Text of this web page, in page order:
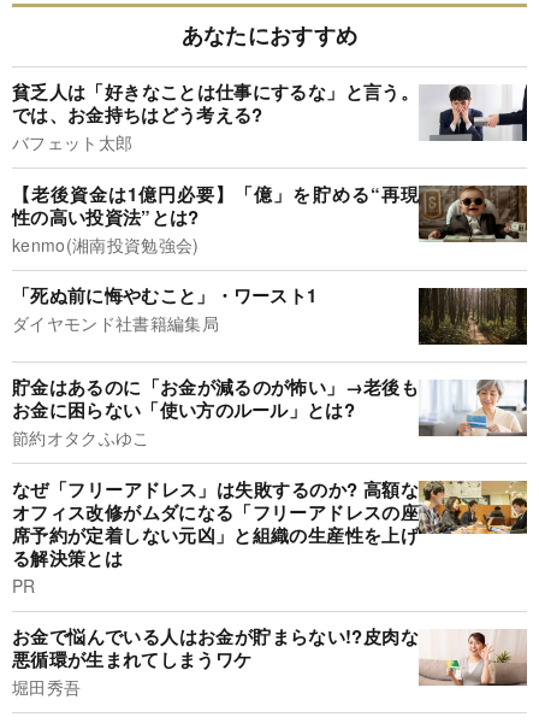
あなたにおすすめ
貧乏人は「好きなことは仕事にするな」と言う。
では、お金持ちはどう考える?
バフェット太郎
【老後資金は1億円必要】「億」を貯める“再現
性の高い投資法”とは?
kenmo(湘南投資勉強会)
「死ぬ前に悔やむこと」・ワースト1
ダイヤモンド社書籍編集局
貯金はあるのに「お金が減るのが怖い」→老後も
お金に困らない「使い方のルール」とは?
節約オタクふゆこ
なぜ「フリーアドレス」は失敗するのか? 高額な
オフィス改修がムダになる「フリーアドレスの座
席予約が定着しない元凶」と組織の生産性を上げ
る解決策とは
PR
お金で悩んでいる人はお金が貯まらない!?皮肉な
悪循環が生まれてしまうワケ
堀田秀吾